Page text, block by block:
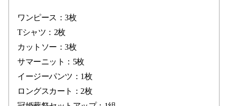
ワンピース：3枚
Tシャツ：2枚
カットソー：3枚
サマーニット：5枚
イージーパンツ：1枚
ロングスカート：2枚